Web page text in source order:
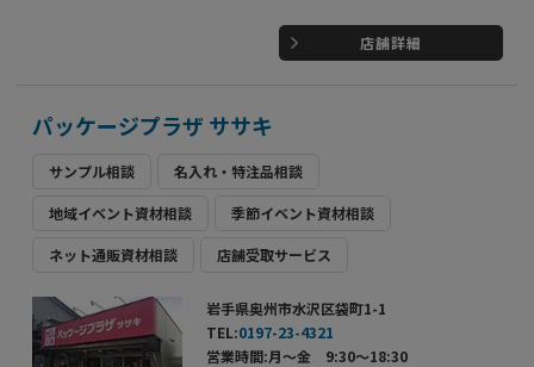
店舗詳細
パッケージプラザ ササキ
サンプル相談 名入れ・特注品相談
地域イベント資材相談 季節イベント資材相談
ネット通販資材相談 店舗受取サービス
岩手県奥州市水沢区袋町1-1
TEL:0197-23-4321
営業時間:月～金 9:30～18:30